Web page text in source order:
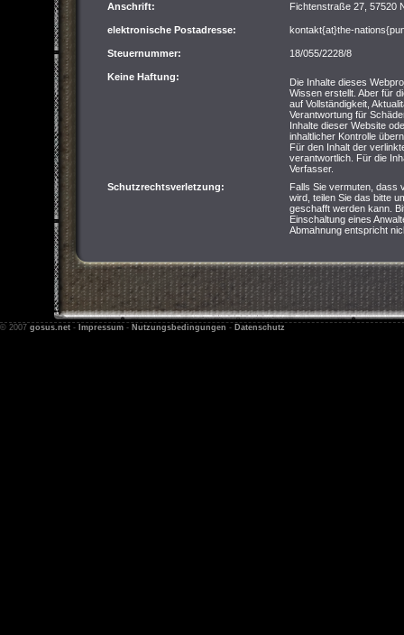
Anschrift: Fichtenstraße 27, 57520
elektronische Postadresse: kontakt{at}the-
Steuernummer: 18/055/2228/8
Keine Haftung:
Die Inhalte dieses
Wissen erstellt. Aber für
auf Vollständigkeit,
Verantwortung für
Inhalte dieser Website
inhaltlicher Kontrolle
Für den Inhalt der
verantwortlich. Für die
Verfasser.
Schutzrechtsverletzung:
Falls Sie vermuten, dass
wird, teilen Sie das bitte
geschafft werden kann.
Einschaltung eines
Abmahnung entspricht
© 2007 gosus.net - Impressum - Nutzungsbedingungen - Datenschutz